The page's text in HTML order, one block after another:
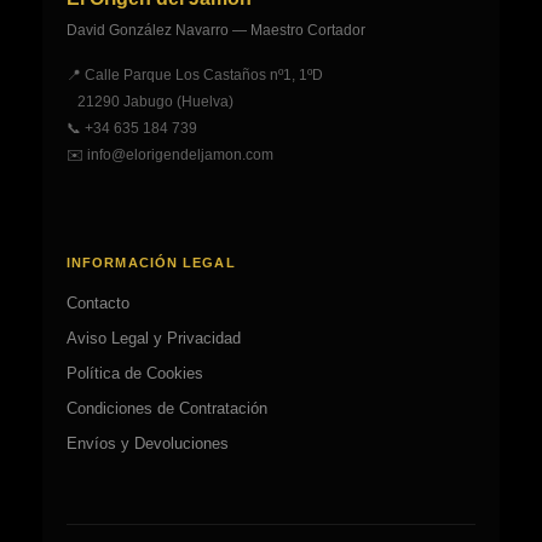
en
la
página
de
producto
David González Navarro — Maestro Cortador
📍 Calle Parque Los Castaños nº1, 1ºD
21290 Jabugo (Huelva)
📞 +34 635 184 739
✉️ info@elorigendeljamon.com
INFORMACIÓN LEGAL
Contacto
Aviso Legal y Privacidad
Política de Cookies
Condiciones de Contratación
Envíos y Devoluciones